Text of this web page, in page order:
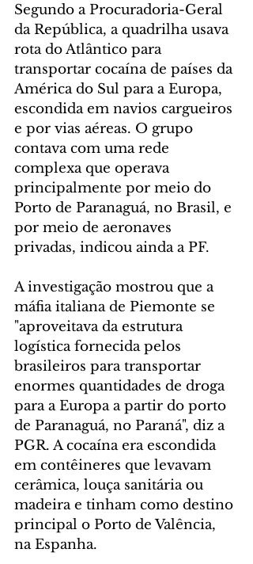
Segundo a Procuradoria-Geral
da República, a quadrilha usava
rota do Atlântico para
transportar cocaína de países da
América do Sul para a Europa,
escondida em navios cargueiros
e por vias aéreas. O grupo
contava com uma rede
complexa que operava
principalmente por meio do
Porto de Paranaguá, no Brasil, e
por meio de aeronaves
privadas, indicou ainda a PF.
A investigação mostrou que a
máfia italiana de Piemonte se
"aproveitava da estrutura
logística fornecida pelos
brasileiros para transportar
enormes quantidades de droga
para a Europa a partir do porto
de Paranaguá, no Paraná", diz a
PGR. A cocaína era escondida
em contêineres que levavam
cerâmica, louça sanitária ou
madeira e tinham como destino
principal o Porto de Valência,
na Espanha.